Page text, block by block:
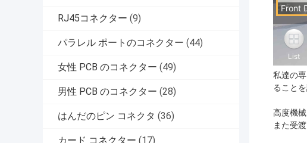
RJ45コネクター (9)
パラレル ポートのコネクター (44)
女性 PCB のコネクター (49)
男性 PCB のコネクター (28)
はんだのピン コネクタ (36)
カード コネクター (17)
私達の
ることを
高度機
また受